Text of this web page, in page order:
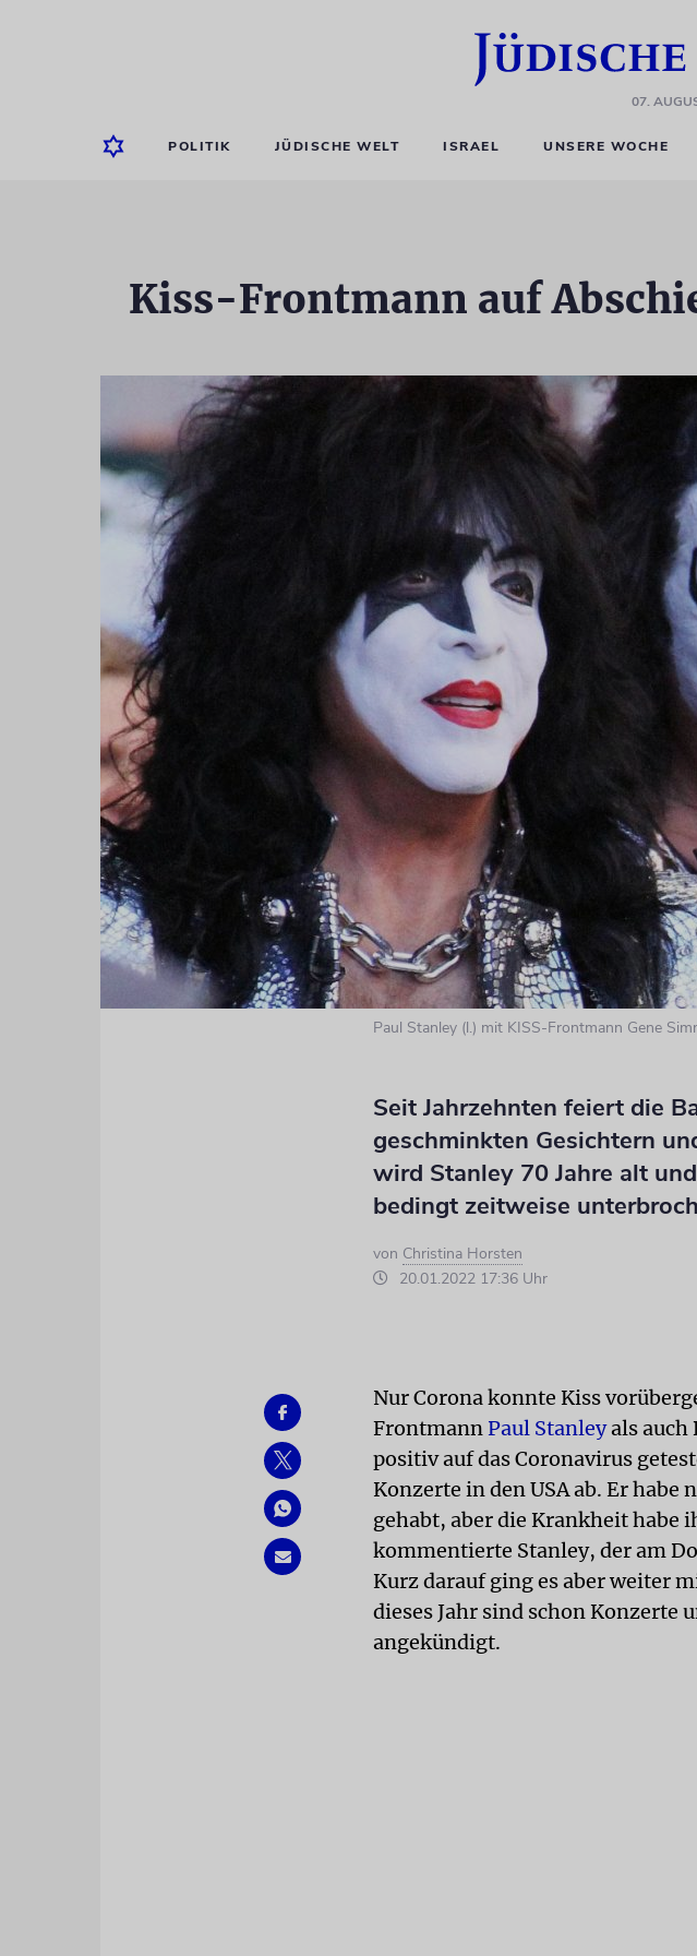
07.
POLITIK JÜDISCHE WELT ISRAEL UNSERE WOCHE
Kiss-Frontmann auf
Paul Stanley (l.) mit KISS-Frontmann Gene
Seit Jahrzehnten feiert die
geschminkten Gesichtern
wird Stanley 70 Jahre alt
bedingt zeitweise
von Christina Horsten
20.01.2022 17:36 Uhr
Nur Corona konnte Kiss
FrontmannPaul Stanleyals auch
positiv auf das Coronavirus
Konzerte in den USA ab. Er
gehabt, aber die Krankheit habe
kommentierte Stanley, der am
Kurz darauf ging es aber weiter
dieses Jahr sind schon Konzerte
angekündigt.